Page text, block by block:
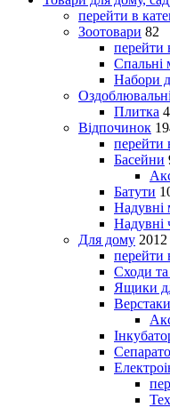
перейти в
Зоотовари 82
перейти
Спальні
Набори
Плитка
Відпочинок
перейти
Басейни
Батути
Надувні
Надувні
Для дому 2012
перейти
Сходи
Ящики
Верстаки